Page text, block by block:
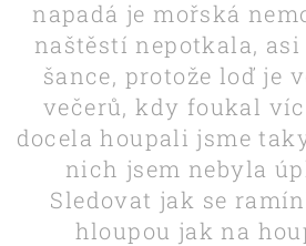
napadá je mořská
naštěstí nepotkala,
šance, protože loď je
večerů, kdy foukal
docela houpali jsme
nich jsem nebyla
Sledovat jak se
hloupou jak na